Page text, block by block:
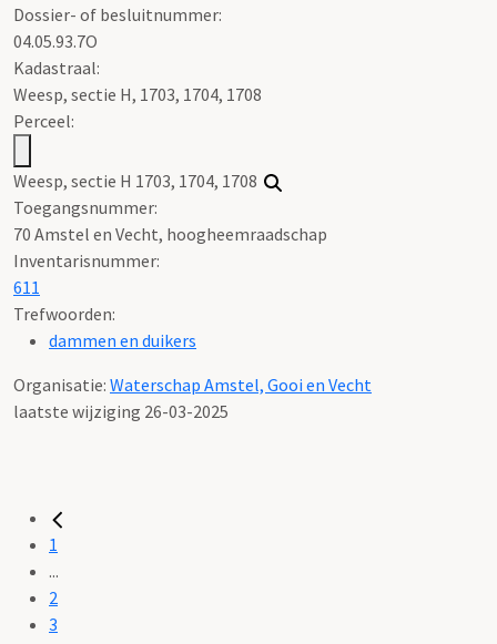
Dossier- of besluitnummer:
04.05.93.7O
Kadastraal:
Weesp, sectie H, 1703, 1704, 1708
Perceel:
Weesp, sectie H 1703, 1704, 1708
Toegangsnummer:
70 Amstel en Vecht, hoogheemraadschap
Inventarisnummer:
611
Trefwoorden:
dammen en duikers
Organisatie: Waterschap Amstel, Gooi en Vecht
laatste wijziging 26-03-2025
1
...
2
3